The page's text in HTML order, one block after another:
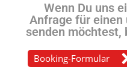
Wenn Du uns
Anfrage für
senden möchtest,
Booking-Formular